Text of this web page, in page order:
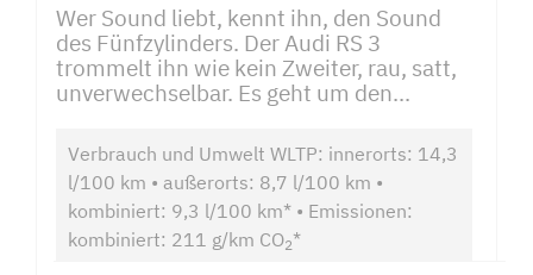
Wer Sound liebt, kennt ihn, den Sound
des Fünfzylinders. Der Audi RS 3
trommelt ihn wie kein Zweiter, rau, satt,
unverwechselbar. Es geht um den...
Verbrauch und Umwelt WLTP: innerorts: 14,3
l/100 km • außerorts: 8,7 l/100 km •
kombiniert: 9,3 l/100 km* • Emissionen:
kombiniert: 211 g/km CO2*